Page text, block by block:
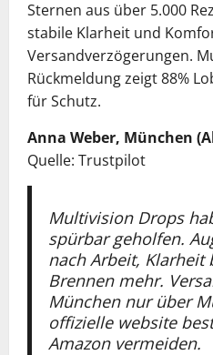
Sternen aus über 5.000
stabile Klarheit und
Versandverzögerungen.
Rückmeldung zeigt 88%
für Schutz.
Anna Weber, München
Quelle: Trustpilot
Multivision Drops
spürbar geholfen.
nach Arbeit, Klarheit
Brennen mehr.
München nur über
offizielle website
Amazon vermeiden.